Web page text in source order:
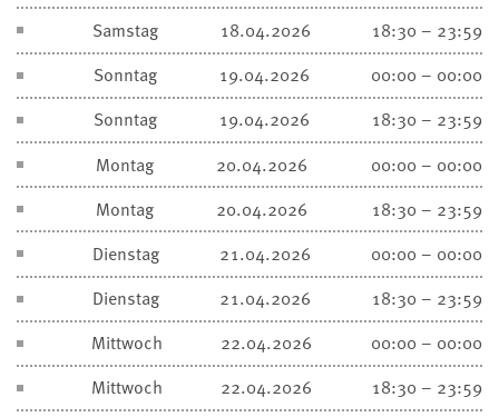
Samstag
18.04.2026
18:30 – 23:59
Sonntag
19.04.2026
00:00 – 00:00
Sonntag
19.04.2026
18:30 – 23:59
Montag
20.04.2026
00:00 – 00:00
Montag
20.04.2026
18:30 – 23:59
Dienstag
21.04.2026
00:00 – 00:00
Dienstag
21.04.2026
18:30 – 23:59
Mittwoch
22.04.2026
00:00 – 00:00
Mittwoch
22.04.2026
18:30 – 23:59